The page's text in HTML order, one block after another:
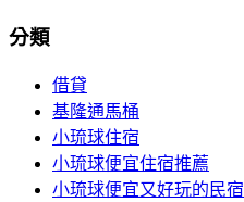
分類
借貸
基隆通馬桶
小琉球住宿
小琉球便宜住宿推薦
小琉球便宜又好玩的民宿